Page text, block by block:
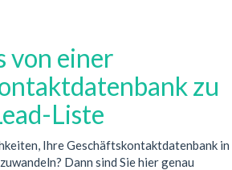
von einer
zu
Liste
Ihre Geschäftskontaktdatenbank in
Dann sind Sie hier genau